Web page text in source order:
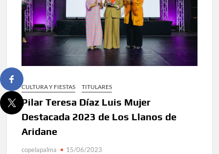
CULTURA Y FIESTAS TITULARES
Pilar Teresa Díaz Luis Mujer
Destacada 2023 de Los Llanos de
Aridane
copelapalma 15/06/2023